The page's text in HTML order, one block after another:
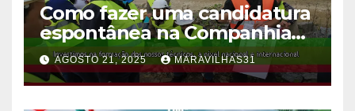
Como fazer uma candidatura
espontânea na Companhia
Moçambicana de
Hidrocarbonetos (CMH)!
AGOSTO 21, 2025 MARAVILHAS31